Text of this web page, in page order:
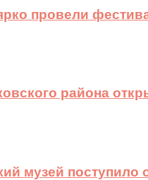
провели
района
музей